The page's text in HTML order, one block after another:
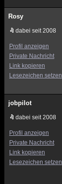
Rosy
dabei seit 2008
Profil anzeigen
Private Nachricht
Link kopieren
Lesezeichen setzen
jobpilot
dabei seit 2008
Profil anzeigen
Private Nachricht
Link kopieren
Lesezeichen setzen